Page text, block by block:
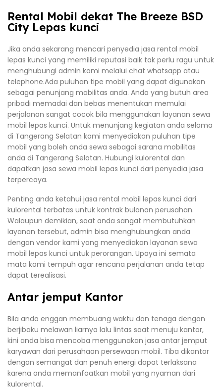
Rental Mobil dekat The Breeze BSD
City Lepas kunci
Jika anda sekarang mencari penyedia jasa rental mobil
lepas kunci yang memiliki reputasi baik tak perlu ragu untuk
menghubungi admin kami melalui chat whatsapp atau
telephone.Ada puluhan tipe mobil yang dapat digunakan
sebagai penunjang mobilitas anda. Anda yang butuh area
pribadi memadai dan bebas menentukan memulai
perjalanan sangat cocok bila menggunakan layanan sewa
mobil lepas kunci. Untuk menunjang kegiatan anda selama
di Tangerang Selatan kami menyediakan puluhan tipe
mobil yang boleh anda sewa sebagai sarana mobilitas
anda di Tangerang Selatan. Hubungi kulorental dan
dapatkan jasa sewa mobil lepas kunci dari penyedia jasa
terpercaya.
Penting anda ketahui jasa rental mobil lepas kunci dari
kulorental terbatas untuk kontrak bulanan perusahan.
Walaupun demikian, saat anda sangat membutuhkan
layanan tersebut, admin bisa menghubungkan anda
dengan vendor kami yang menyediakan layanan sewa
mobil lepas kunci untuk perorangan. Upaya ini semata
mata kami tempuh agar rencana perjalanan anda tetap
dapat terealisasi.
Antar jemput Kantor
Bila anda enggan membuang waktu dan tenaga dengan
berjibaku melawan liarnya lalu lintas saat menuju kantor,
kini anda bisa mencoba menggunakan jasa antar jemput
karyawan dari perusahaan persewaan mobil. Tiba dikantor
dengan semangat dan penuh energi dapat terlaksana
karena anda memanfaatkan mobil yang nyaman dari
kulorental.